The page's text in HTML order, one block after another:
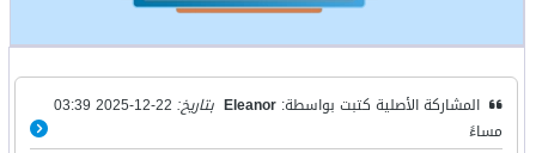
المشاركة الأصلية كتبت بواسطة: Eleanor بتاريخ:
22-12-2025 03:39
مساءً